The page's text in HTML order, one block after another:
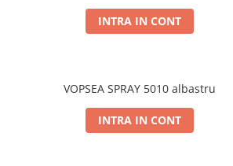
INTRA IN CONT
VOPSEA SPRAY 5010 albastru
INTRA IN CONT